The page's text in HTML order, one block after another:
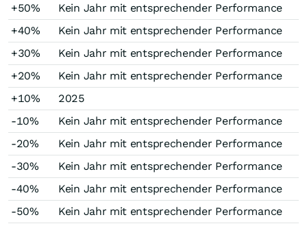
+50%
Kein Jahr mit entsprechender Performance
+40%
Kein Jahr mit entsprechender Performance
+30%
Kein Jahr mit entsprechender Performance
+20%
Kein Jahr mit entsprechender Performance
+10%
2025
-10%
Kein Jahr mit entsprechender Performance
-20%
Kein Jahr mit entsprechender Performance
-30%
Kein Jahr mit entsprechender Performance
-40%
Kein Jahr mit entsprechender Performance
-50%
Kein Jahr mit entsprechender Performance